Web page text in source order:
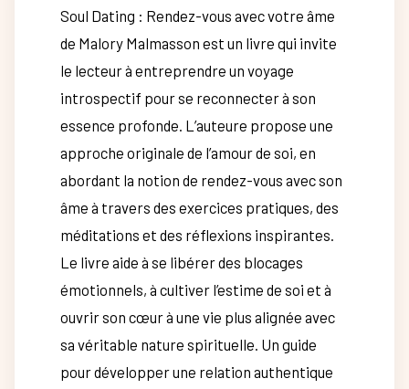
Soul Dating : Rendez-vous avec votre âme
de Malory Malmasson est un livre qui invite
le lecteur à entreprendre un voyage
introspectif pour se reconnecter à son
essence profonde. L’auteure propose une
approche originale de l’amour de soi, en
abordant la notion de rendez-vous avec son
âme à travers des exercices pratiques, des
méditations et des réflexions inspirantes.
Le livre aide à se libérer des blocages
émotionnels, à cultiver l’estime de soi et à
ouvrir son cœur à une vie plus alignée avec
sa véritable nature spirituelle. Un guide
pour développer une relation authentique